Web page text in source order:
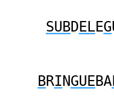
SUBDELEG
BRI NGUEBA